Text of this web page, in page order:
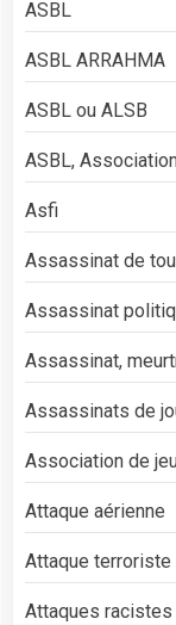
ASBL
ASBL ARRAHMA
ASBL ou ALSB
ASBL,
Asfi
Assassinat de
Assassinat
Assassinat,
Assassinats de
Association de
Attaque aérienne
Attaque
Attaques racistes